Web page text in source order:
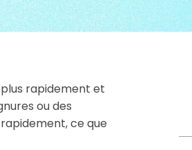
rapidement et
ou des
ce que